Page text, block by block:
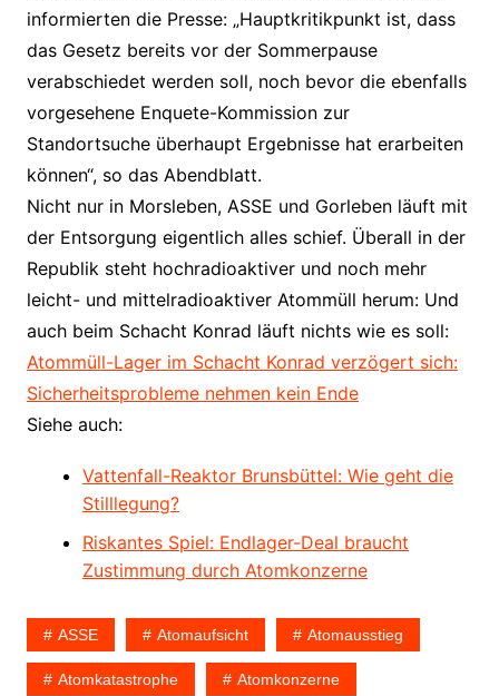
informierten die Presse: „Hauptkritikpunkt ist, dass
das Gesetz bereits vor der Sommerpause
verabschiedet werden soll, noch bevor die ebenfalls
vorgesehene Enquete-Kommission zur
Standortsuche überhaupt Ergebnisse hat erarbeiten
können“, so das Abendblatt.
Nicht nur in Morsleben, ASSE und Gorleben läuft mit
der Entsorgung eigentlich alles schief. Überall in der
Republik steht hochradioaktiver und noch mehr
leicht- und mittelradioaktiver Atommüll herum: Und
auch beim Schacht Konrad läuft nichts wie es soll:
Atommüll-Lager im Schacht Konrad verzögert sich:
Sicherheitsprobleme nehmen kein Ende
Siehe auch:
Vattenfall-Reaktor Brunsbüttel: Wie geht die
Stilllegung?
Riskantes Spiel: Endlager-Deal braucht
Zustimmung durch Atomkonzerne
ASSE Atomaufsicht Atomausstieg
Atomkatastrophe Atomkonzerne